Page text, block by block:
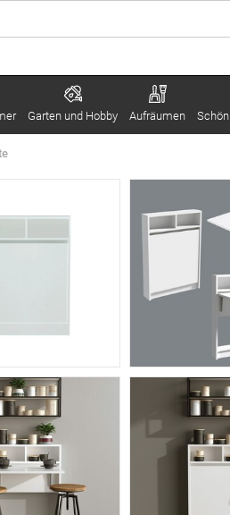
Garten und Hobby Aufräumen